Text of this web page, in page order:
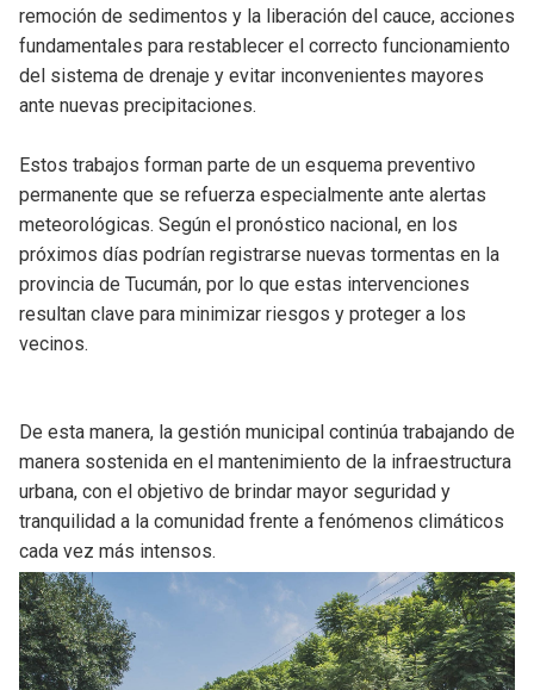
remoción de sedimentos y la liberación del cauce, acciones
fundamentales para restablecer el correcto funcionamiento
del sistema de drenaje y evitar inconvenientes mayores
ante nuevas precipitaciones.
Estos trabajos forman parte de un esquema preventivo
permanente que se refuerza especialmente ante alertas
meteorológicas. Según el pronóstico nacional, en los
próximos días podrían registrarse nuevas tormentas en la
provincia de Tucumán, por lo que estas intervenciones
resultan clave para minimizar riesgos y proteger a los
vecinos.
De esta manera, la gestión municipal continúa trabajando de
manera sostenida en el mantenimiento de la infraestructura
urbana, con el objetivo de brindar mayor seguridad y
tranquilidad a la comunidad frente a fenómenos climáticos
cada vez más intensos.